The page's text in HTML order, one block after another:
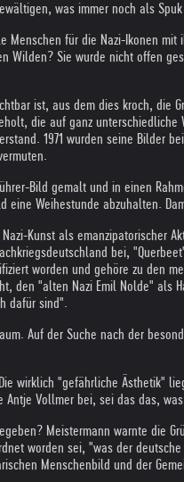
was immer noch als
für die Nazi-Ikonen
Wilden? Sie wurde nicht offen
ist, aus dem dies kroch,
die auf ganz
1971 wurden seine Bilder
Bild gemalt und in einen
eine Weihestunde abzuhalten.
Kunst als
bei,
worden und gehöre zu den
den "alten Nazi Emil Nolde"
dafür sind".
Auf der Suche nach der
wirklich "gefährliche Ästhetik"
Vollmer bei, sei das das,
Meistermann warnte die
worden sei, "was der
Menschenbild und der